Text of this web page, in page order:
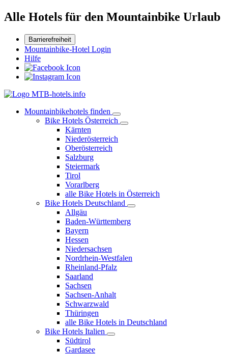
Alle Hotels für den Mountainbike Urlaub
Barrierefreiheit
Mountainbike-Hotel Login
Hilfe
Mountainbikehotels finden
Bike Hotels Österreich
Kärnten
Niederösterreich
Oberösterreich
Salzburg
Steiermark
Tirol
Vorarlberg
alle Bike Hotels in Österreich
Bike Hotels Deutschland
Allgäu
Baden-Württemberg
Bayern
Hessen
Niedersachsen
Nordrhein-Westfalen
Rheinland-Pfalz
Saarland
Sachsen
Sachsen-Anhalt
Schwarzwald
Thüringen
alle Bike Hotels in Deutschland
Bike Hotels Italien
Südtirol
Gardasee